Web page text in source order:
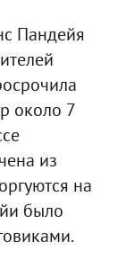
Пандейя
около 7
из
на
было